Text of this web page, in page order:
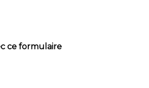
ce formulaire